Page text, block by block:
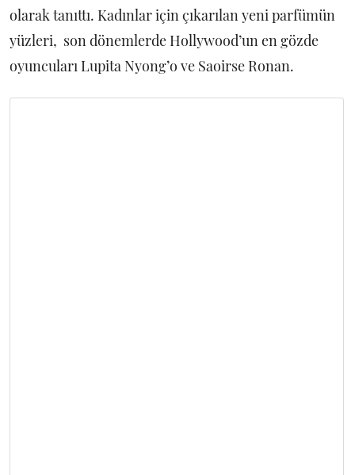
olarak tanıttı. Kadınlar için çıkarılan yeni parfümün
yüzleri, son dönemlerde Hollywood’un en gözde
oyuncuları Lupita Nyong’o ve Saoirse Ronan.